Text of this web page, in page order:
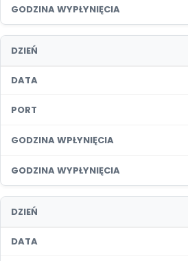
GODZINA WYPŁYNIĘCIA
DZIEŃ
DATA
PORT
GODZINA WPŁYNIĘCIA
GODZINA WYPŁYNIĘCIA
DZIEŃ
DATA